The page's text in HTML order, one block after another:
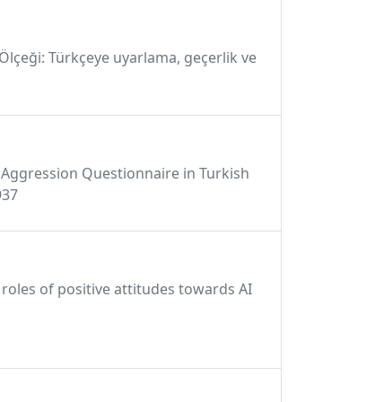
Türkçeye uyarlama, geçerlik ve
Aggression Questionnaire in Turkish
roles of positive attitudes towards AI